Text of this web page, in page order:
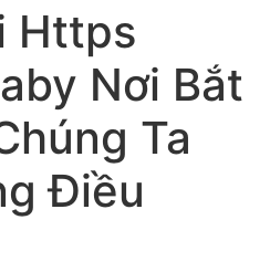
Https
Nơi Bắt
Ta
Điều